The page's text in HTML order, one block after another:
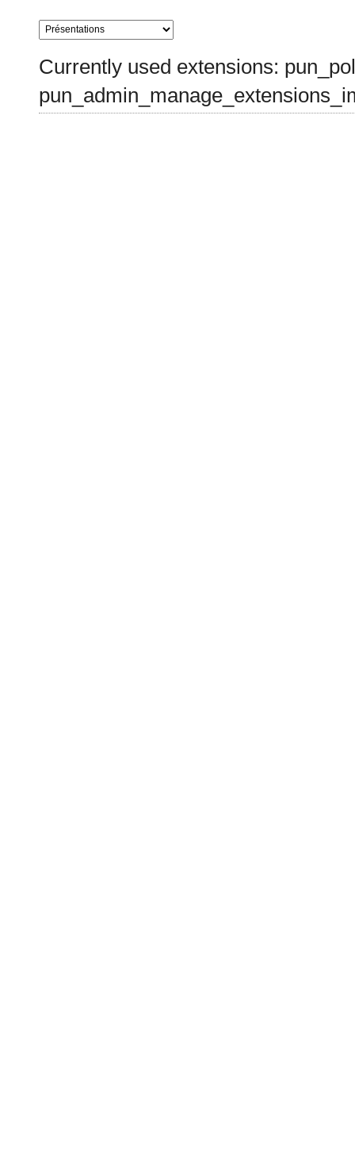
Currently used extensions: